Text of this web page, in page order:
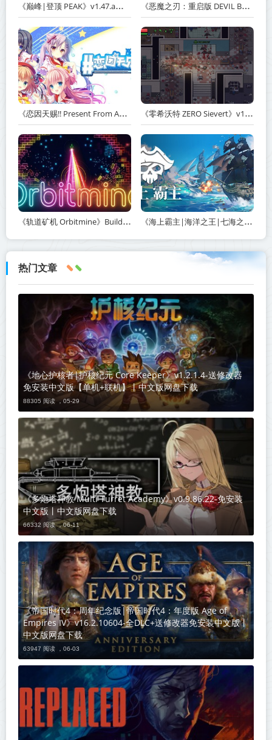
《巅峰|登顶 PEAK》v1.47.a【单机+联机】丨中文版网盘下载 《恶魔之刃：重启版 DEVIL BLADE REBOOT》v1.2.4-免安装中文版丨中文版网盘下载
《恋因天赐!! Present From Angel Template!! An Angel's Gift》Build.23930554-免安装中文版丨中文版网盘下载 《零希沃特 ZERO Sievert》v1.2.59-免安装中文版丨中文版网盘下载
《轨道矿机 Orbitmine》Build.24135737-免安装中文版丨中文版网盘下载 《海上霸主|海洋之王|七海之王 King of Seas》v1.20-免安装中文版丨中文版网盘下载
热门文章
《地心护核者|护核纪元 Core Keeper》v1.2.1.4-送修改器
免安装中文版【单机+联机】丨中文版网盘下载
88305 阅读 ，05-29
《多炮塔神教 Multi Turret Academy》v0.9.86.22-免安装
中文版丨中文版网盘下载
66332 阅读 ，06-11
《帝国时代4：周年纪念版|帝国时代4：年度版 Age of
Empires IV》v16.2.10604-全DLC+送修改器免安装中文版丨
中文版网盘下载
63947 阅读 ， 06-03